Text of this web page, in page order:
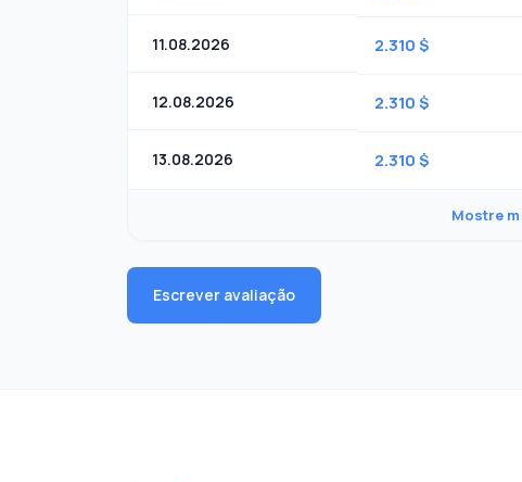
11.08.2026 2.310 $
12.08.2026 2.310 $
13.08.2026 2.310 $
Mostre
Escrever avaliação